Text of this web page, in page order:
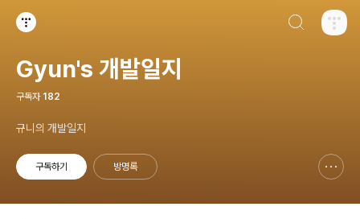
Gyun's 개발일지
구독자 182
규니의 개발일지
구독하기 방명록